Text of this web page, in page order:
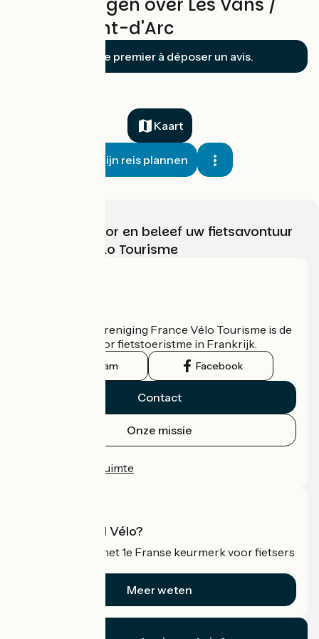
Vallon-Pont-d'Arc
Soyez le premier à déposer un avis.
Kaart
Mijn reis plannen
Kies, bereid voor en beleef uw fietsavontuur
met France Vélo Tourisme
De nationale vereniging France Vélo Tourisme is de
officiële gids voor fietstoeristme in Frankrijk.
Instagram Facebook
Contact
Onze missie
Professionele ruimte
Wat is Accueil Vélo?
Accueil Vélo is het 1e Franse keurmerk voor fietsers
Meer weten